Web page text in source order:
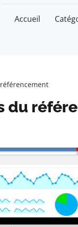
Accueil
du